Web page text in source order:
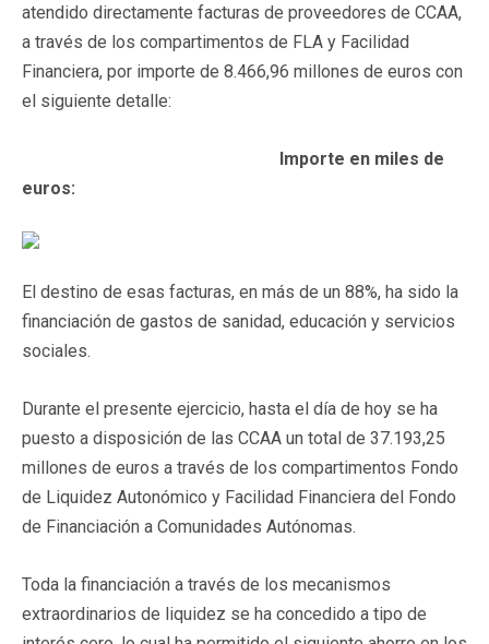
atendido directamente facturas de proveedores de CCAA,
a través de los compartimentos de FLA y Facilidad
Financiera, por importe de 8.466,96 millones de euros con
el siguiente detalle:
Importe en miles de
euros:
El destino de esas facturas, en más de un 88%, ha sido la
financiación de gastos de sanidad, educación y servicios
sociales.
Durante el presente ejercicio, hasta el día de hoy se ha
puesto a disposición de las CCAA un total de 37.193,25
millones de euros a través de los compartimentos Fondo
de Liquidez Autonómico y Facilidad Financiera del Fondo
de Financiación a Comunidades Autónomas.
Toda la financiación a través de los mecanismos
extraordinarios de liquidez se ha concedido a tipo de